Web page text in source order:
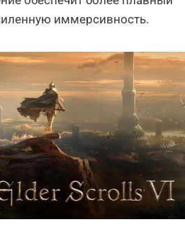
иммерсивность.